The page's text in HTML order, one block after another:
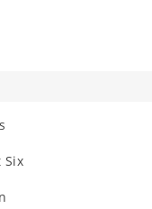
Six